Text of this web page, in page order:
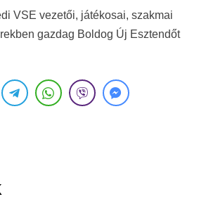
VSE vezetői, játékosai, szakmai
gazdag Boldog Új Esztendőt